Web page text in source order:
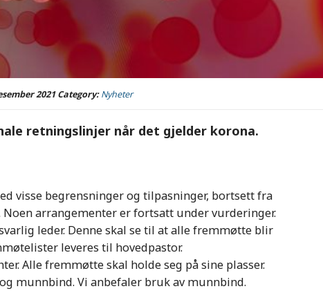
2021 Category:Nyheter
retningslinjer når det gjelder korona.
visse begrensninger og tilpasninger, bortsett fra
Noen arrangementer er fortsatt under vurderinger.
leder. Denne skal se til at alle fremmøtte blir
leveres til hovedpastor.
Alle fremmøtte skal holde seg på sine plasser.
munnbind. Vi anbefaler bruk av munnbind.